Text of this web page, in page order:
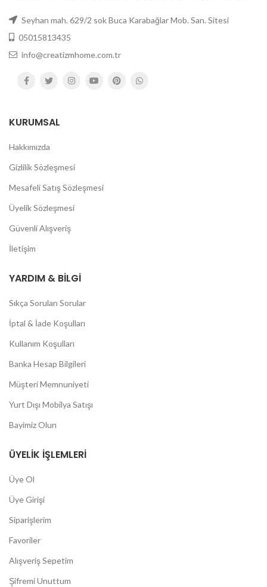
Seyhan mah. 629/2 sok Buca Karabağlar Mob. San. Sitesi
05015813435
info@creatizmhome.com.tr
KURUMSAL
Hakkımızda
Gizlilik Sözleşmesi
Mesafeli Satış Sözleşmesi
Üyelik Sözleşmesi
Güvenli Alışveriş
İletişim
YARDIM & BILGI
Sıkça Sorulan Sorular
İptal & İade Koşulları
Kullanım Koşulları
Banka Hesap Bilgileri
Müşteri Memnuniyeti
Yurt Dışı Mobilya Satışı
Bayimiz Olun
ÜYELIK İŞLEMLERI
Üye Ol
Üye Girişi
Siparişlerim
Favoriler
Alışveriş Sepetim
Şifremi Unuttum